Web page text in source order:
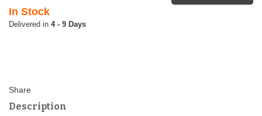
In Stock
4 - 9 Days
Description